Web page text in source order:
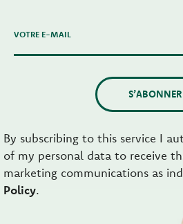
VOTRE E-MAIL
S’ABONNER
By subscribing to this service I
of my personal data to receive
marketing communications as
Policy.